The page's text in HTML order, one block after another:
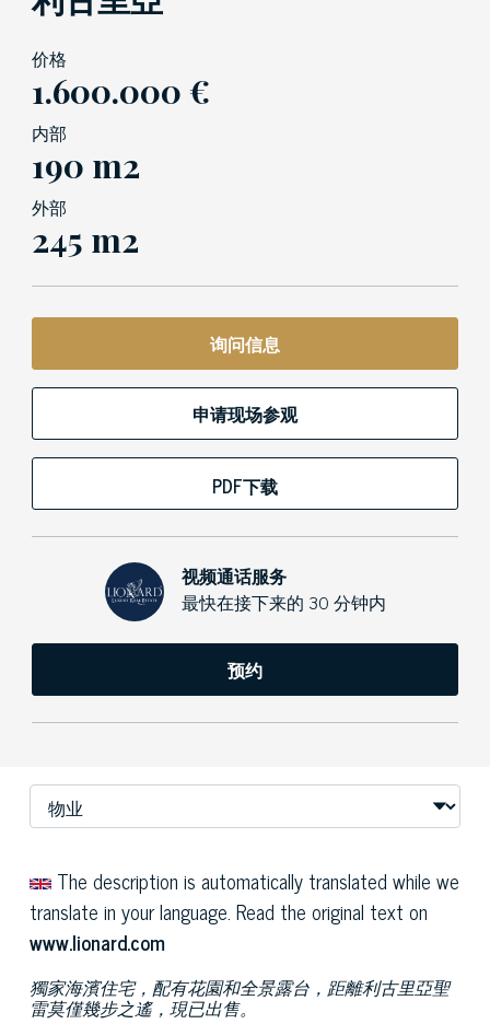
价格
1.600.000 €
内部
190 m2
外部
245 m2
询问信息
申请现场参观
PDF下载
视频通话服务
最快在接下来的 30 分钟内
预约
The description is automatically translated while we
translate in your language. Read the original text on
www.lionard.com
獨家海濱住宅，配有花園和全景露台，距離利古里亞聖
雷莫僅幾步之遙，現已出售。